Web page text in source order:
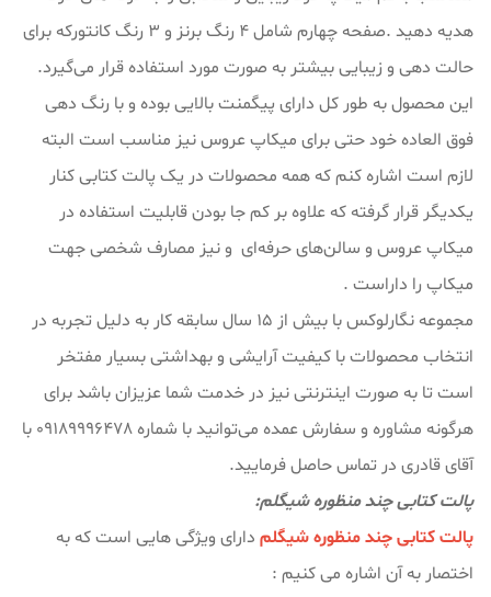
هدیه دهید .صفحه چهارم شامل 4 رنگ برنز و 3 رنگ کانتورکه برای
حالت دهی و زیبایی بیشتر به صورت مورد استفاده قرار می‌گیرد.
این محصول به طور کل دارای پیگمنت بالایی بوده و با رنگ دهی
فوق العاده خود حتی برای میکاپ عروس نیز مناسب است البته
لازم است اشاره کنم که همه محصولات در یک پالت کتابی کنار
یکدیگر قرار گرفته که علاوه بر کم جا بودن قابلیت استفاده در
میکاپ عروس و سالن‌های حرفه‌ای و نیز مصارف شخصی جهت
میکاپ را داراست .
مجموعه نگارلوکس با بیش از ۱۵ سال سابقه کار به دلیل تجربه در
انتخاب محصولات با کیفیت آرایشی و بهداشتی بسیار مفتخر
است تا به صورت اینترنتی نیز در خدمت شما عزیزان باشد برای
هرگونه مشاوره و سفارش عمده می‌توانید با شماره 09189996478 با
آقای قادری در تماس حاصل فرمایید.
پالت کتابی چند منظوره شیگلم:
پالت کتابی چند منظوره شیگلم دارای ویژگی هایی است که به
اختصار به آن اشاره می کنیم :